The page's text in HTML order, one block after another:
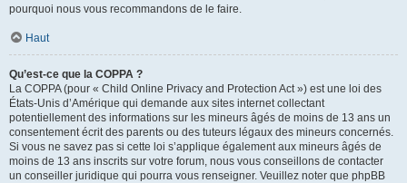
pourquoi nous vous recommandons de le faire.
Haut
Qu’est-ce que la COPPA ?
La COPPA (pour « Child Online Privacy and Protection Act ») est une loi des
États-Unis d’Amérique qui demande aux sites internet collectant
potentiellement des informations sur les mineurs âgés de moins de 13 ans un
consentement écrit des parents ou des tuteurs légaux des mineurs concernés.
Si vous ne savez pas si cette loi s’applique également aux mineurs âgés de
moins de 13 ans inscrits sur votre forum, nous vous conseillons de contacter
un conseiller juridique qui pourra vous renseigner. Veuillez noter que phpBB